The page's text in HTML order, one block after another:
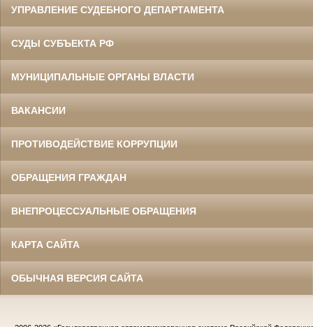
УПРАВЛЕНИЕ СУДЕБНОГО ДЕПАРТАМЕНТА
СУДЫ СУБЪЕКТА РФ
МУНИЦИПАЛЬНЫЕ ОРГАНЫ ВЛАСТИ
ВАКАНСИИ
ПРОТИВОДЕЙСТВИЕ КОРРУПЦИИ
ОБРАЩЕНИЯ ГРАЖДАН
ВНЕПРОЦЕССУАЛЬНЫЕ ОБРАЩЕНИЯ
КАРТА САЙТА
ОБЫЧНАЯ ВЕРСИЯ САЙТА